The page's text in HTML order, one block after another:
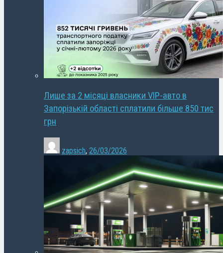
Лише за 2 місяці власники VIP-авто в
Запорізькій області сплатили більше 850 тис
грн
zapsich, 26/03/2026